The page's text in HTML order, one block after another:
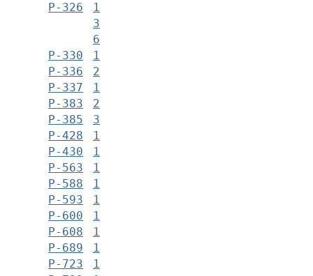
Р-326
1
3
6
Р-330
1
Р-336
2
Р-337
1
Р-383
2
Р-385
3
Р-428
1
Р-430
1
Р-563
1
Р-588
1
Р-593
1
Р-600
1
Р-608
1
Р-689
1
Р-723
1